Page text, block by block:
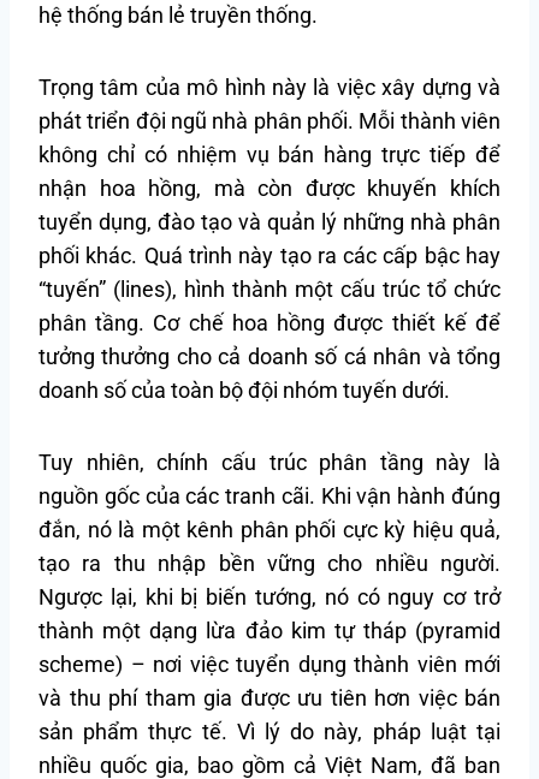
hệ thống bán lẻ truyền thống.
Trọng tâm của mô hình này là việc xây dựng và
phát triển đội ngũ nhà phân phối. Mỗi thành viên
không chỉ có nhiệm vụ bán hàng trực tiếp để
nhận hoa hồng, mà còn được khuyến khích
tuyển dụng, đào tạo và quản lý những nhà phân
phối khác. Quá trình này tạo ra các cấp bậc hay
“tuyến” (lines), hình thành một cấu trúc tổ chức
phân tầng. Cơ chế hoa hồng được thiết kế để
tưởng thưởng cho cả doanh số cá nhân và tổng
doanh số của toàn bộ đội nhóm tuyến dưới.
Tuy nhiên, chính cấu trúc phân tầng này là
nguồn gốc của các tranh cãi. Khi vận hành đúng
đắn, nó là một kênh phân phối cực kỳ hiệu quả,
tạo ra thu nhập bền vững cho nhiều người.
Ngược lại, khi bị biến tướng, nó có nguy cơ trở
thành một dạng lừa đảo kim tự tháp (pyramid
scheme) – nơi việc tuyển dụng thành viên mới
và thu phí tham gia được ưu tiên hơn việc bán
sản phẩm thực tế. Vì lý do này, pháp luật tại
nhiều quốc gia, bao gồm cả Việt Nam, đã ban